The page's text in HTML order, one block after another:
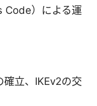
Code）による運
立、IKEv2の交